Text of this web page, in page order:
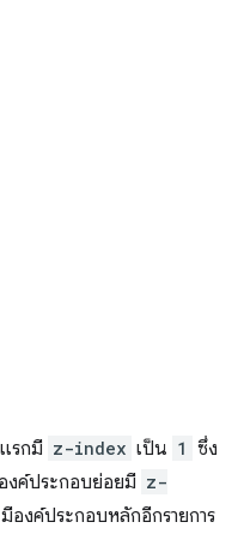
รกมี z-index เป็น 1 ซึ่ง
งค์ประกอบย่อยมี z-
งค์ประกอบหลักอีกรายการ